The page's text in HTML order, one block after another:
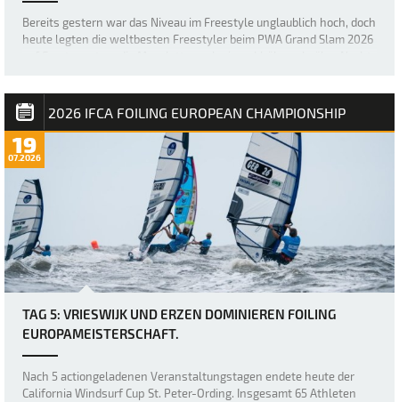
Bereits gestern war das Niveau im Freestyle unglaublich hoch, doch
heute legten die weltbesten Freestyler beim PWA Grand Slam 2026
besten Freestyl…
2026 IFCA FOILING EUROPEAN CHAMPIONSHIP
19
07.2026
TAG 5: VRIESWIJK UND ERZEN DOMINIEREN FOILING
EUROPAMEISTERSCHAFT.
Nach 5 actiongeladenen Veranstaltungstagen endete heute der
California Windsurf Cup St. Peter-Ording. Insgesamt 65 Athleten